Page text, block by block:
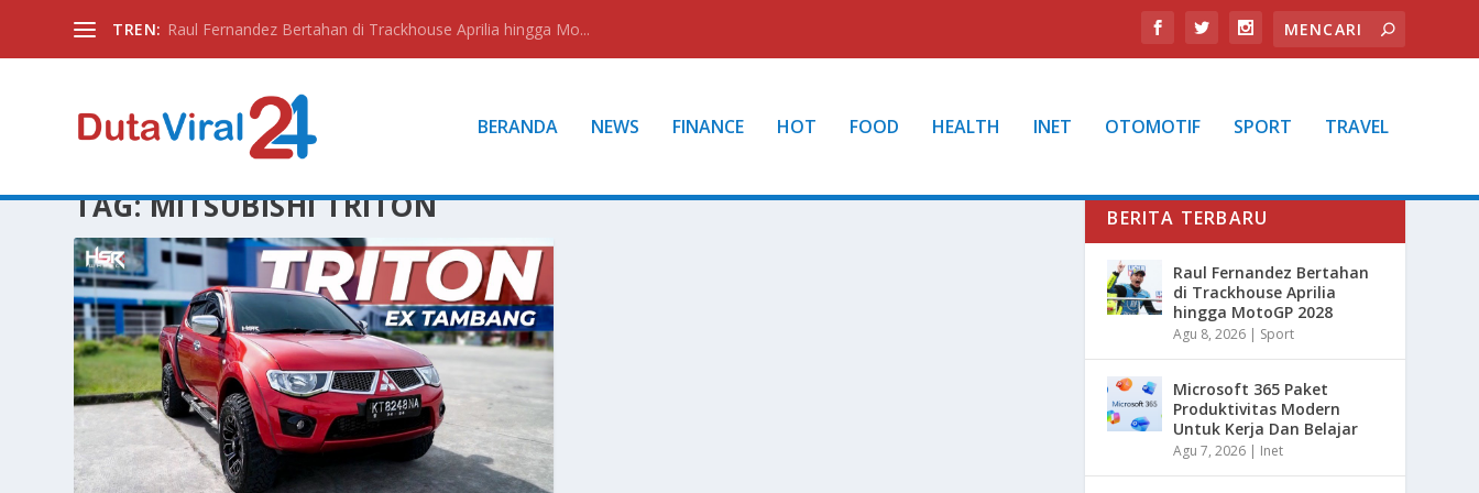
TREN: Raul Fernandez Bertahan di Trackhouse Aprilia hingga Mo...
BERANDA NEWS FINANCE HOT FOOD HEALTH INET OTOMOTIF SPORT TRAVEL
TAG:MITSUBISHI TRITON BERITA TERBARU
Raul Fernandez Bertahan
di Trackhouse Aprilia
hingga MotoGP 2028
Agu 8, 2026 | Sport
Microsoft 365 Paket
Produktivitas Modern
Untuk Kerja Dan Belajar
Agu 7, 2026 | Inet